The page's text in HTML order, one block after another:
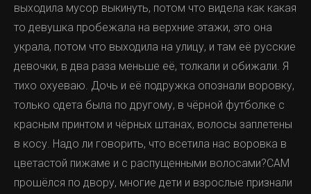
выходила мусор выкинуть, потом что видела как какая
то девушка пробежала на верхние этажи, это она
украла, потом что выходила на улицу, и там её русские
девочки, в два раза меньше её, толкали и обижали. Я
тихо охуеваю. Дочь и её подружка опознали воровку,
только одета была по другому, в чёрной футболке с
красным принтом и чёрных штанах, волосы заплетены
в косу. Надо ли говорить, что всетила нас воровка в
цветастой пижаме и с распущенными волосами?САМ
прошёлся по двору, многие дети и взрослые признали